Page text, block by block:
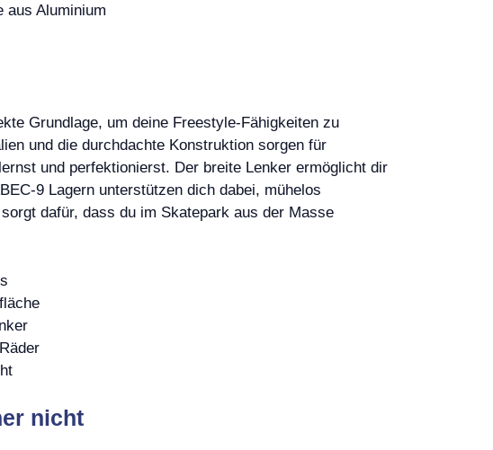
aus Aluminium
Grundlage, um deine Freestyle-Fähigkeiten zu
und die durchdachte Konstruktion sorgen für
und perfektionierst. Der breite Lenker ermöglicht dir
9 Lagern unterstützen dich dabei, mühelos
dafür, dass du im Skatepark aus der Masse
nicht